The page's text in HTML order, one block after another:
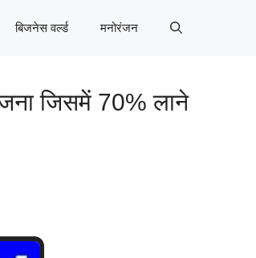
बिजनेस वर्ल्ड मनोरंजन
जिसमें 70% लाने